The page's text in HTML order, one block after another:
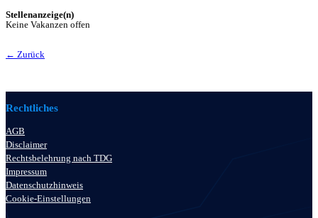
Stellenanzeige(n)
Keine Vakanzen offen
← Zurück
Rechtliches
AGB
Disclaimer
Rechtsbelehrung nach TDG
Impressum
Datenschutzhinweis
Cookie-Einstellungen